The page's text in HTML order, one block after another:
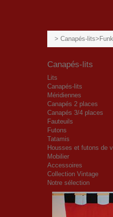
> Canapés-lits>
Canapés-lits
Lits
Canapés-lits
Méridiennes
Canapés 2 places
Canapés 3/4 places
Fauteuils
Futons
Tatamis
Housses et futons de
Mobilier
Accessoires
Collection Vintage
Notre sélection